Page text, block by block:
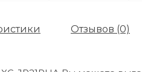
Отзывов (0)